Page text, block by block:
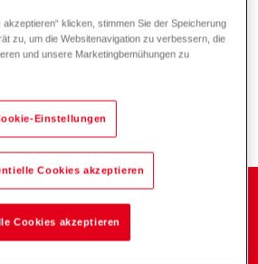
für Energie und
akzeptieren“ klicken, stimmen Sie der Speicherung
zu, um die Websitenavigation zu verbessern, die
und unsere Marketingbemühungen zu
Einstellungen
Cookies akzeptieren
Cookies akzeptieren